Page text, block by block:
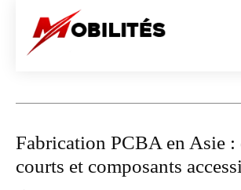
Fabrication PCBA en Asie :
courts et composants